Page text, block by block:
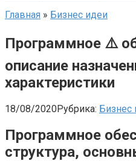
Главная » Бизнес идеи
Программное ⚠️
описание
характеристики
18/08/2020Рубрика: Бизнес
Программное
структура,